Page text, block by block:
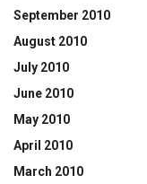
September 2010
August 2010
July 2010
June 2010
May 2010
April 2010
March 2010